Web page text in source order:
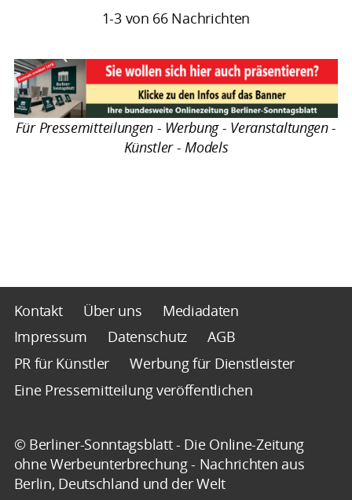
1-3 von 66 Nachrichten
Für Pressemitteilungen - Werbung - Veranstaltungen -
Künstler - Models
Kontakt Über uns
Mediadaten
Impressum
Datenschutz
AGB
PR für Künstler
Werbung für Dienstleister
Eine Pressemitteilung veröffentlichen
© Berliner-Sonntagsblatt - Die Online-Zeitung
ohne Werbeunterbrechung - Nachrichten aus
Berlin, Deutschland und der Welt